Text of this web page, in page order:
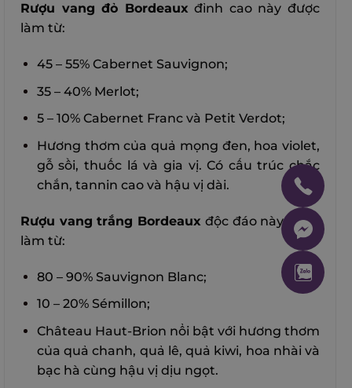
Rượu vang đỏ Bordeaux đỉnh cao này được
làm từ:
45 – 55% Cabernet Sauvignon;
35 – 40% Merlot;
5 – 10% Cabernet Franc và Petit Verdot;
Hương thơm của quả mọng đen, hoa violet,
gỗ sồi, thuốc lá và gia vị. Có cấu trúc chắc
chắn, tannin cao và hậu vị dài.
Rượu vang trắng Bordeaux độc đáo này được
làm từ:
80 – 90% Sauvignon Blanc;
10 – 20% Sémillon;
Château Haut-Brion nổi bật với hương thơm
của quả chanh, quả lê, quả kiwi, hoa nhài và
bạc hà cùng hậu vị dịu ngọt.